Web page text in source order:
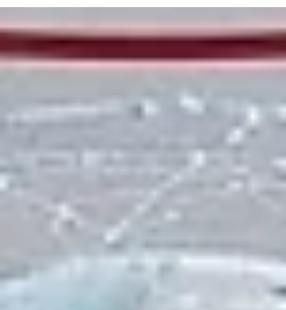
السويسرية الدولية الأفراد ذوي الشغف والدافعية إلى
#التسجيل_اليوم للانضمام إلى مجتمع أكاديمي متنامٍ
بين التميز والابتكار. توفر الجامعة بيئة تعليمية منظمة
بشكل أساسي على أحدث معايير التعليم الحديثة،
أكاديمية ق